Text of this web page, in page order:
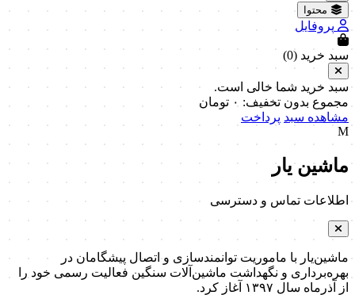
محتوا
پروفایل
سبد خرید (0
)
سبد خرید شما خالی است.
مجموع بدون تخفیف: ۰ تومان
مشاهده سبد پرداخت
M
ماشین یار
اطلاعات تماس و دسترسی
ماشین‌یار با ماموریت توانمندسازی و اتصال پیشگامان در
بهره‌برداری و نگهداشت ماشین‌آلات سنگین فعالیت رسمی خود را
از آذرماه سال ۱۳۹۷ آغاز کرد.